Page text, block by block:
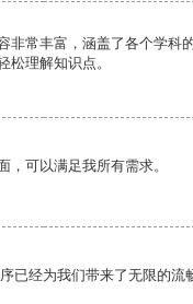
非常丰富，涵盖了各个学科
松理解知识点。
，可以满足我所有需求。
已经为我们带来了无限的流